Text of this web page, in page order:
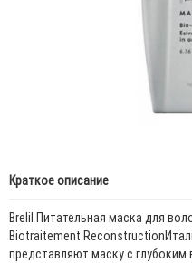
Краткое описание
Brelil Питательная маска для
Biotraitement
представляют маску с